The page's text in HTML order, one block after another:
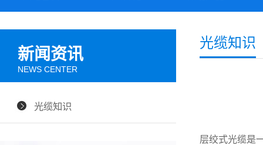
新闻资讯
NEWS CENTER
光缆知识
光缆知识
层绞式光缆是